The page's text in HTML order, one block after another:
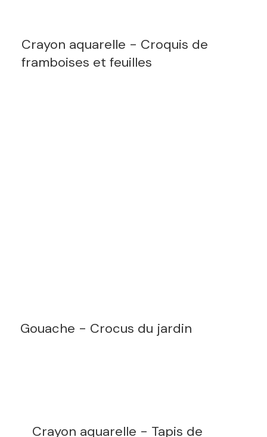
Gouache - Crocus du jardin
Crayon aquarelle - Tapis de
Crayon aquarelle - Croquis de
framboises et feuilles